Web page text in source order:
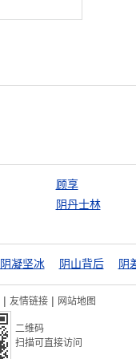
顾享
阴丹士林
阴凝坚冰 阴山背后 阴
| 友情链接 | 网站地图
二维码
扫描可直接访问